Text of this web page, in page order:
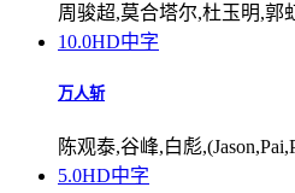
周骏超,莫合塔尔,杜玉明,郭
10.0HD中字
万人斩
陈观泰,谷峰,白彪
5.0HD中字